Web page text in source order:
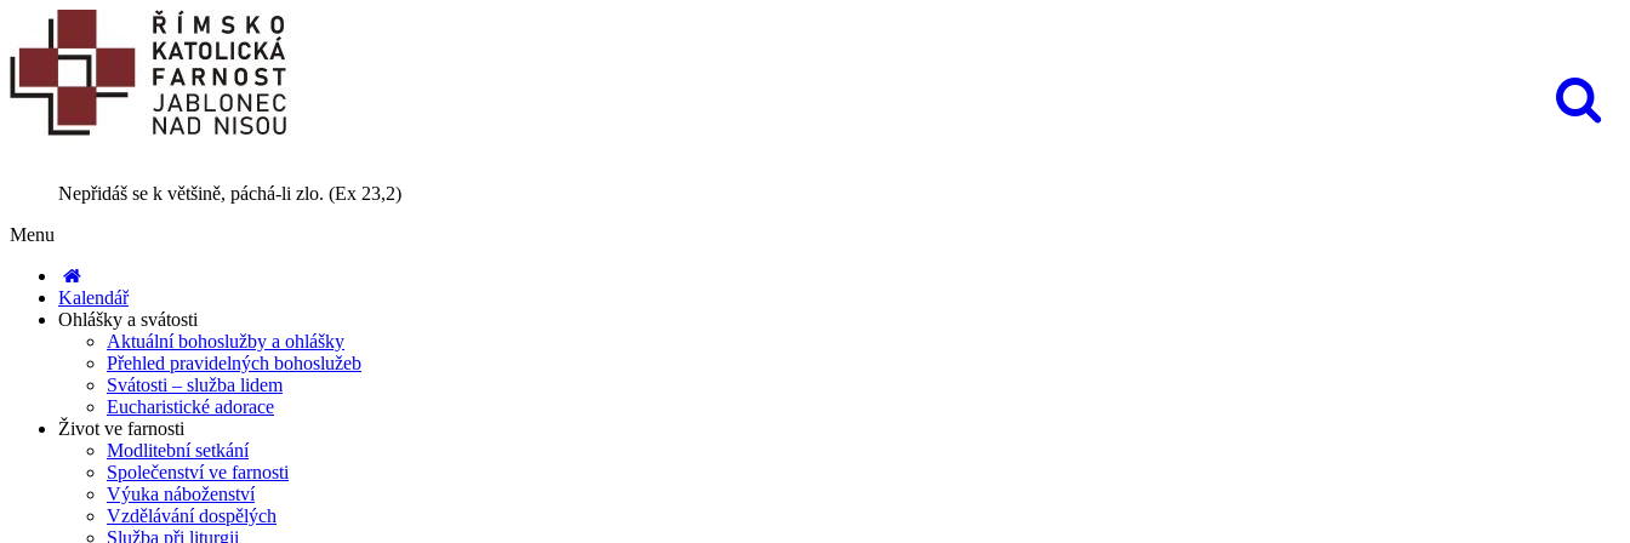
Nepřidáš se k většině, páchá-li zlo. (Ex 23,2)
Menu
Kalendář
Ohlášky a svátosti
Aktuální bohoslužby a ohlášky
Přehled pravidelných bohoslužeb
Svátosti – služba lidem
Eucharistické adorace
Život ve farnosti
Modlitební setkání
Společenství ve farnosti
Výuka náboženství
Vzdělávání dospělých
Služba při liturgii